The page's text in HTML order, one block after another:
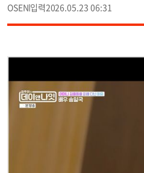
OSEN 2026.05.23 06:31